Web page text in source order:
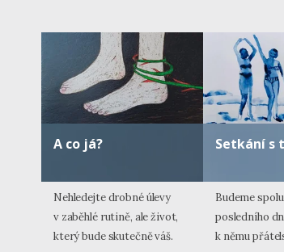
A co já?
Nehledejte drobné úlevy
v zaběhlé rutině, ale život,
který bude skutečně váš.
Setkání s
Budeme
posledního
k němu